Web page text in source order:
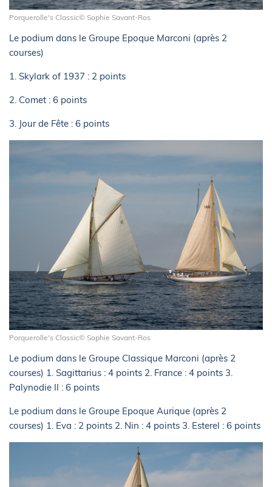
Porquerolle's Classic© Sophie Savant-Ros
Le podium dans le Groupe Epoque Marconi (après 2
courses)
1. Skylark of 1937 : 2 points
2. Comet : 6 points
3. Jour de Fête : 6 points
Porquerolle's Classic© Sophie Savant-Ros
Le podium dans le Groupe Classique Marconi (après 2
courses) 1. Sagittarius : 4 points 2. France : 4 points 3.
Palynodie II : 6 points
Le podium dans le Groupe Epoque Aurique (après 2
courses) 1. Eva : 2 points 2. Nin : 4 points 3. Esterel : 6 points